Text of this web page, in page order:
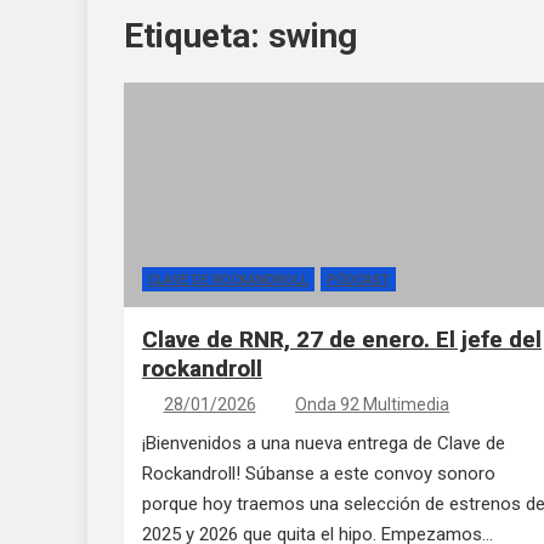
Etiqueta: swing
CLAVE DE ROCKANDROLL PÓDCAST
Clave de RNR, 27 de enero. El jefe del
rockandroll
28/01/2026 Onda 92 Multimedia
¡Bienvenidos a una nueva entrega de Clave de
Rockandroll! Súbanse a este convoy sonoro
porque hoy traemos una selección de estrenos de
2025 y 2026 que quita el hipo. Empezamos…